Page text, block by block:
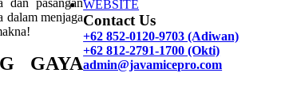
pasangan
dalam menjaga
GAYA
WEBSITE
Contact Us
+62 852-0120-9703 (Adiwan)
+62 812-2791-1700 (Okti)
admin@javamicepro.com